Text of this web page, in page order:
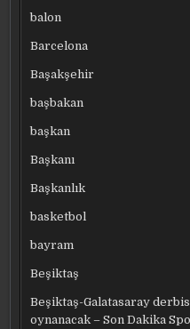
balon
Barcelona
Başakşehir
başbakan
başkan
Başkanı
Başkanlık
basketbol
bayram
Beşiktaş
Beşiktaş-Galatasaray
oynanacak – Son Dakika